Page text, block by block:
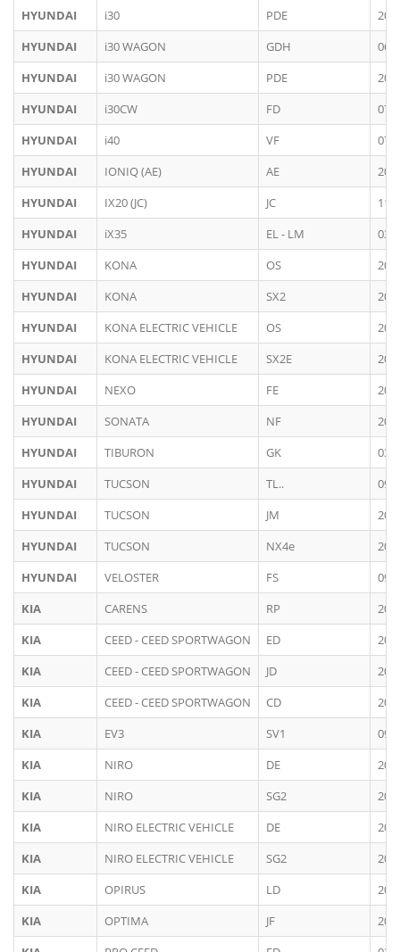
HYUNDAI
i30 PDE
HYUNDAI
i30 WAGON GDH
06/
HYUNDAI
i30 WAGON PDE
HYUNDAI
i30CW FD
07/
HYUNDAI
i40 VF
07/
HYUNDAI
IONIQ (AE) AE
HYUNDAI
IX20 (JC) JC
11/
HYUNDAI
iX35 EL - LM
03/
HYUNDAI
KONA OS
HYUNDAI
KONA SX2
HYUNDAI
KONA ELECTRIC VEHICLE OS
HYUNDAI
KONA ELECTRIC VEHICLE SX2E
HYUNDAI
NEXO FE
HYUNDAI
SONATA NF
HYUNDAI
TIBURON GK
03/
HYUNDAI
TUCSON TL..
09/
HYUNDAI
TUCSON JM
HYUNDAI
TUCSON NX4e
HYUNDAI
VELOSTER FS
09/
KIA
CARENS RP
KIA
CEED - CEED SPORTWAGON ED
KIA
CEED - CEED SPORTWAGON JD
KIA
CEED - CEED SPORTWAGON CD
KIA
EV3 SV1
09/
KIA
NIRO DE
KIA
NIRO SG2
KIA
NIRO ELECTRIC VEHICLE DE
KIA
NIRO ELECTRIC VEHICLE SG2
KIA
OPIRUS LD
KIA
OPTIMA JF